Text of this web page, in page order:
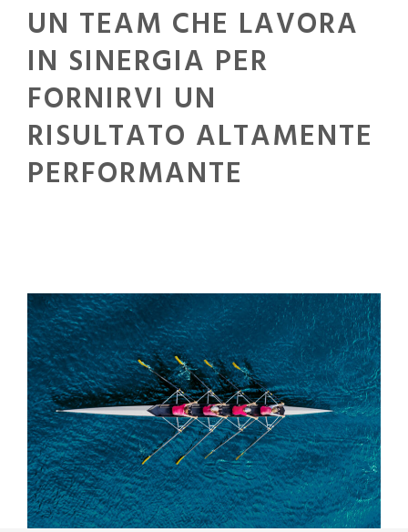
UN TEAM CHE LAVORA
IN SINERGIA PER
FORNIRVI UN
RISULTATO ALTAMENTE
PERFORMANTE